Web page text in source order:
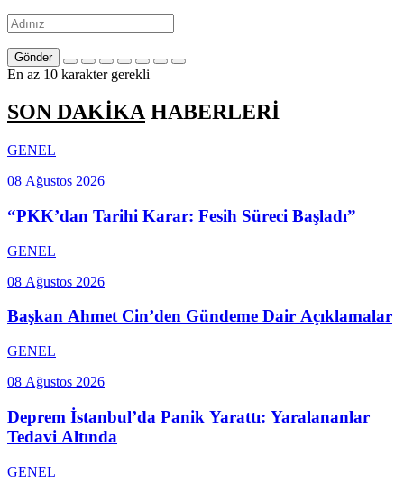
Gönder
En az 10 karakter gerekli
SON DAKİKAHABERLERİ
GENEL
08 Ağustos 2026
“PKK’dan Tarihi Karar: Fesih Süreci Başladı”
GENEL
08 Ağustos 2026
Başkan Ahmet Cin’den Gündeme Dair Açıklamalar
GENEL
08 Ağustos 2026
Deprem İstanbul’da Panik Yarattı: Yaralananlar
Tedavi Altında
GENEL